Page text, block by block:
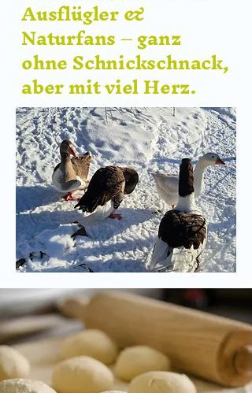
Ausflügler &
Naturfans – ganz
ohne Schnickschnack,
aber mit viel Herz.